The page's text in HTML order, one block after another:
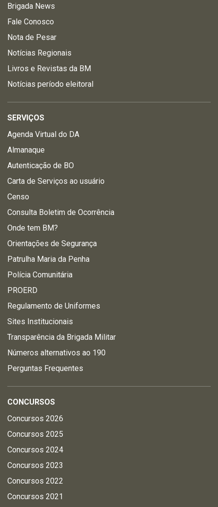
Brigada News
Fale Conosco
Nota de Pesar
Notícias Regionais
Livros e Revistas da BM
Notícias período eleitoral
SERVIÇOS
Agenda Virtual do DA
Almanaque
Autenticação de BO
Carta de Serviços ao usuário
Censo
Consulta Boletim de Ocorrência
Onde tem BM?
Orientações de Segurança
Patrulha Maria da Penha
Polícia Comunitária
PROERD
Regulamento de Uniformes
Sites Institucionais
Transparência da Brigada Militar
Números alternativos ao 190
Perguntas Frequentes
CONCURSOS
Concursos 2026
Concursos 2025
Concursos 2024
Concursos 2023
Concursos 2022
Concursos 2021